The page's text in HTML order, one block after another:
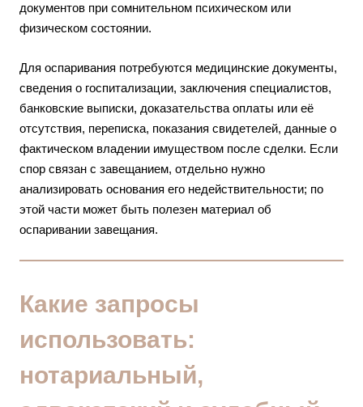
документов при сомнительном психическом или
физическом состоянии.
Для оспаривания потребуются медицинские документы,
сведения о госпитализации, заключения специалистов,
банковские выписки, доказательства оплаты или её
отсутствия, переписка, показания свидетелей, данные о
фактическом владении имуществом после сделки. Если
спор связан с завещанием, отдельно нужно
анализировать основания его недействительности; по
этой части может быть полезен материал об
оспаривании завещания.
Какие запросы
использовать:
нотариальный,